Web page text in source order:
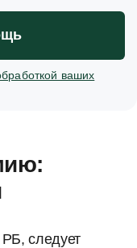
ваших
следует